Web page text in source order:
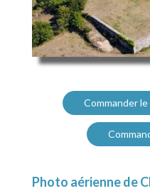
Commander
Photo aérienne de